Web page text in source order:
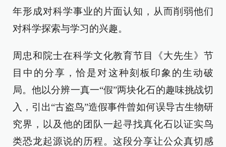
年形成对科学事业的片面认知，从而削弱他们
对科学探索与学习的兴趣。
周忠和院士在科学文化教育节目《大先生》节
目中的分享，恰是对这种刻板印象的生动破
局。他以分辨一真一“假”两块化石的趣味挑战切
入，引出“古盗鸟”造假事件曾如何误导古生物研
究界，以及他的团队一起寻找真化石以证实鸟
类恐龙起源说的历程。这段分享让公众真切感